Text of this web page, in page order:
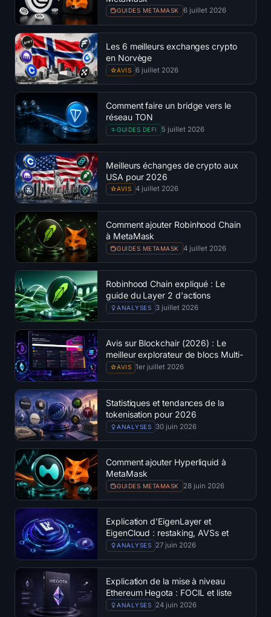
GUIDES METAMASK 6 juillet 2026
Les 6 meilleurs exchanges crypto
en Norvège
AVIS 6 juillet 2026
Comment faire un bridge vers le
réseau TON
GUIDES DEFI 5 juillet 2026
Meilleurs échanges de crypto aux
USA pour 2026
AVIS 4 juillet 2026
Comment ajouter Robinhood Chain
à MetaMask
GUIDES METAMASK 4 juillet 2026
Robinhood Chain expliqué : Le
guide du Layer 2 d'actions
tokenisées
ANALYSES 3 juillet 2026
Avis sur Blockchair (2026) : Le
meilleur explorateur de blocs Multi-
Chain
AVIS 1er juillet 2026
Statistiques et tendances de la
tokenisation pour 2026
ANALYSES 30 juin 2026
Comment ajouter Hyperliquid à
MetaMask
GUIDES METAMASK 28 juin 2026
Explication d'EigenLayer et
EigenCloud : restaking, AVSs et
EIGENANALYSES 27 juin 2026
Explication de la mise à niveau
Ethereum Hegota : FOCIL et liste
des EIP
ANALYSES 24 juin 2026